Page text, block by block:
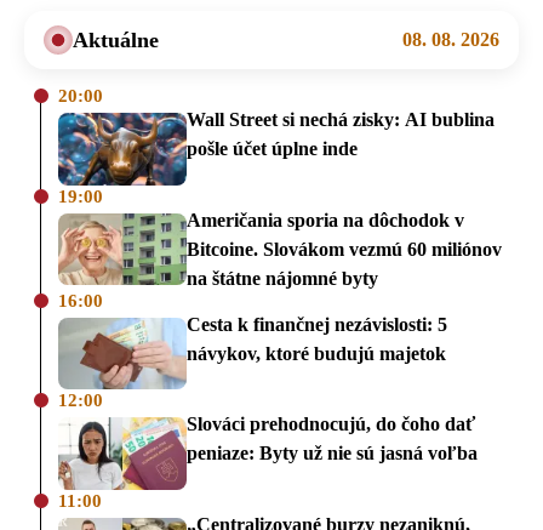
Aktuálne 08. 08. 2026
20:00
Wall Street si nechá zisky: AI bublina
pošle účet úplne inde
19:00
Američania sporia na dôchodok v
Bitcoine. Slovákom vezmú 60 miliónov
na štátne nájomné byty
16:00
Cesta k finančnej nezávislosti: 5
návykov, ktoré budujú majetok
12:00
Slováci prehodnocujú, do čoho dať
peniaze: Byty už nie sú jasná voľba
11:00
„Centralizované burzy nezaniknú,